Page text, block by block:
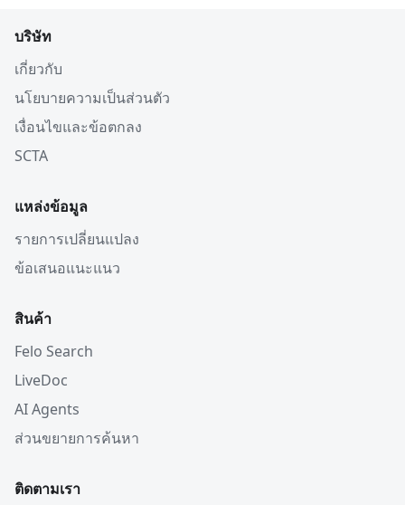
บริษัท
เกี่ยวกับ
นโยบายความเป็นส่วนตัว
เงื่อนไขและข้อตกลง
SCTA
แหล่งข้อมูล
รายการเปลี่ยนแปลง
ข้อเสนอแนะแนว
สินค้า
Felo Search
LiveDoc
AI Agents
ส่วนขยายการค้นหา
ติดตามเรา